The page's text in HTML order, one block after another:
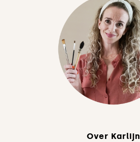
Over Karlijn